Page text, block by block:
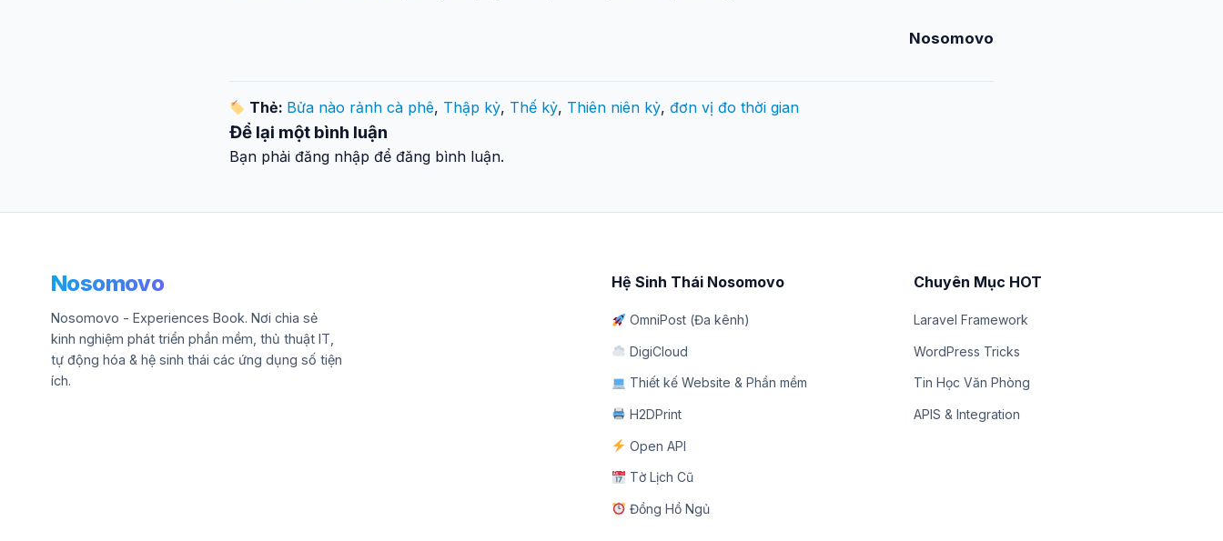
Nosomovo
Thẻ: Bửa nào rảnh cà phê, Thập kỷ, Thế kỷ, Thiên niên kỷ,đơn vị đo thời gian
Để lại một bình luận
Bạn phải đăng nhập để đăng bình luận.
Nosomovo
Nosomovo - Experiences Book. Nơi chia sẻ
kinh nghiệm phát triển phần mềm, thủ thuật IT,
tự động hóa & hệ sinh thái các ứng dụng số tiện
ích.
Hệ Sinh Thái Nosomovo
OmniPost (Đa kênh)
DigiCloud
Thiết kế Website & Phần mềm
H2DPrint
Open API
Tờ Lịch Cũ
Đồng Hồ Ngủ
Chuyên Mục HOT
Laravel Framework
WordPress Tricks
Tin Học Văn Phòng
APIS & Integration